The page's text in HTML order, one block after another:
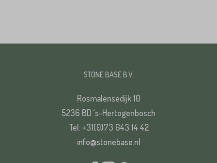
STONE BASE B.V.
Rosmalensedijk 10
5236 BD ‘s-Hertogenbosch
Tel: +31(0)73 643 14 42
info@stonebase.nl